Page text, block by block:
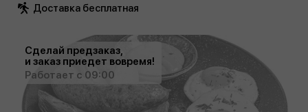
Доставка бесплатная
Сделай предзаказ,
и заказ приедет вовремя!
Работает с 09:00